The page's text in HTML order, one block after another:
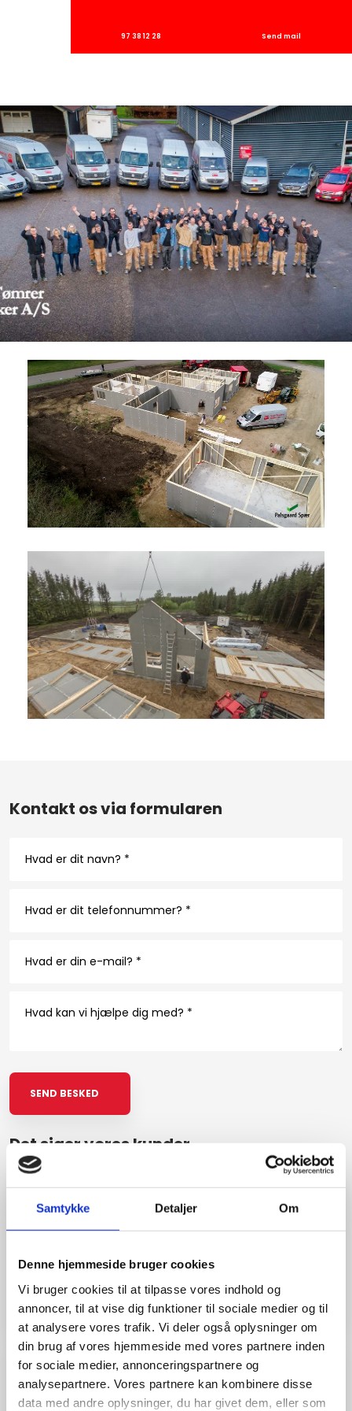
Samtykke Detaljer Om
Denne hjemmeside bruger cookies
Vi bruger cookies til at tilpasse vores indhold og
annoncer, til at vise dig funktioner til sociale medier og til
at analysere vores trafik. Vi deler også oplysninger om
din brug af vores hjemmeside med vores partnere inden
for sociale medier, annonceringspartnere og
analysepartnere. Vores partnere kan kombinere disse
data med andre oplysninger, du har givet dem, eller som
​97 38 12 28 Send mail
Kontakt os via formularen​
Det siger vores kunder​
"Godt arbejde"
Kan varmt anbefales
Helle Andersen
"Meget god oplevelse"